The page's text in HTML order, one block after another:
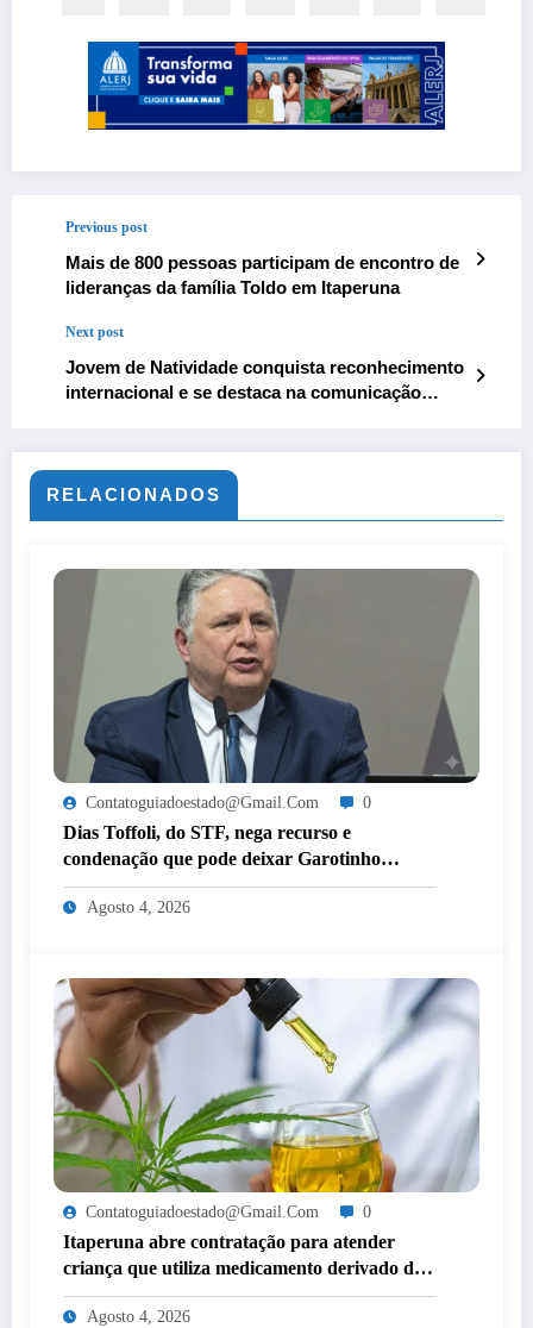
Previous post
Mais de 800 pessoas participam de encontro de
lideranças da família Toldo em Itaperuna
Next post
Jovem de Natividade conquista reconhecimento
internacional e se destaca na comunicação
RELACIONADOS
Contatoguiadoestado@gmail.com 0
Dias Toffoli, do STF, nega recurso e
condenação que pode deixar Garotinho
inelegível agora é definitiva
Agosto 4, 2026
Contatoguiadoestado@gmail.com 0
Itaperuna abre contratação para atender
criança que utiliza medicamento derivado de
cannabis por decisão judicial
Agosto 4, 2026